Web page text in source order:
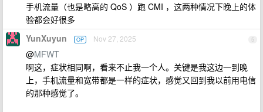
手机流量（也是略高的 QoS ）跑 CMI ，这两种情况下晚上的体
验都会好很多
5
YunXuyun OP Nov 27, 2025
@MFWT
啊这，症状相同啊，看来不止我一个人。关键是我这边一到晚
上，手机流量和宽带都是一样的症状，感觉又回到我以前用电信
的那种感觉了。